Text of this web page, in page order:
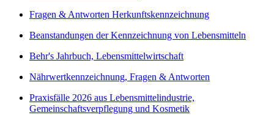
Fragen & Antworten Herkunftskennzeichnung
Beanstandungen der Kennzeichnung von Lebensmitteln
Behr's Jahrbuch, Lebensmittelwirtschaft
Nährwertkennzeichnung, Fragen & Antworten
Praxisfälle 2026 aus Lebensmittelindustrie,
Gemeinschaftsverpflegung und Kosmetik